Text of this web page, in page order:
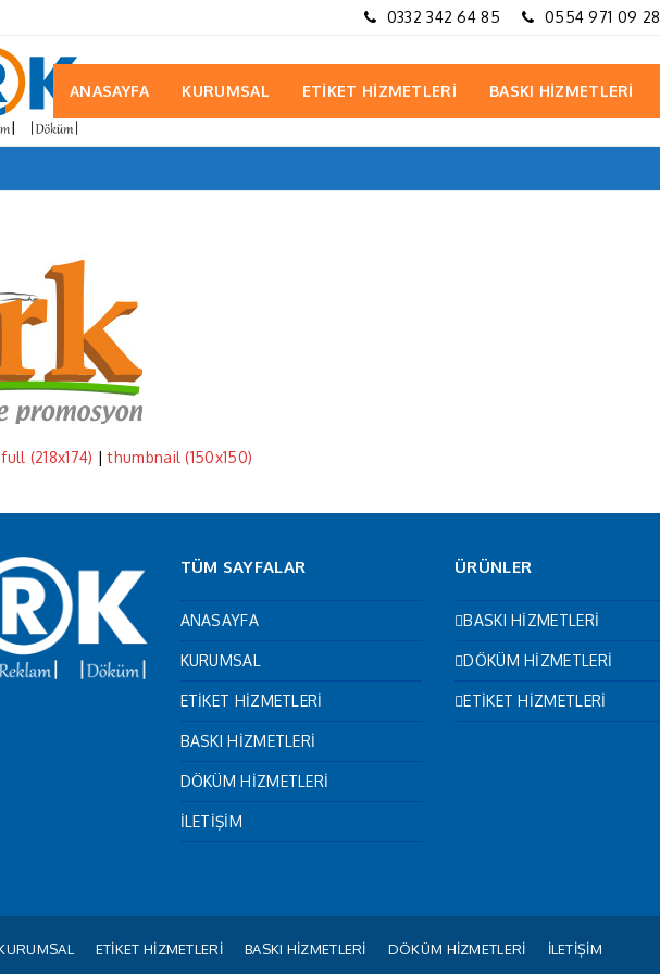
0332 342 64 85 0554 971 09 28
ANASAYFA KURUMSAL ETİKET HİZMETLERİ BASKI HİZMETLERİ
full (218x174) |thumbnail (150x150)
TÜM SAYFALAR
ANASAYFA
KURUMSAL
ETİKET HİZMETLERİ
BASKI HİZMETLERİ
DÖKÜM HİZMETLERİ
İLETİŞİM
ÜRÜNLER
BASKI HİZMETLERİ
DÖKÜM HİZMETLERİ
ETİKET HİZMETLERİ
ETİKET HİZMETLERİ BASKI HİZMETLERİ DÖKÜM HİZMETLERİ İLETİŞİM